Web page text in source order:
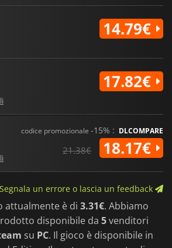
14.79€
17.82€
codice promozionale -15% : DLCOMPARE
21.38€ 18.17€
Segnala un errore o lascia un feedback
attualmente è di 3.31€. Abbiamo
disponibile da 5venditori
su PC. Il gioco è disponibile in